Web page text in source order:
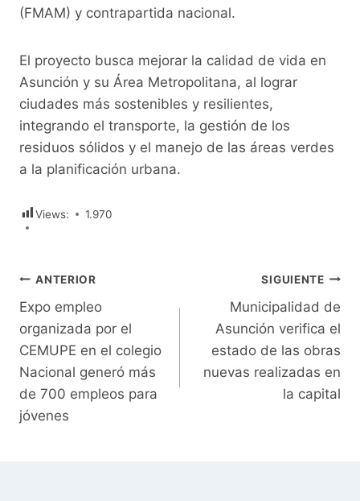
(FMAM) y contrapartida nacional.
El proyecto busca mejorar la calidad de vida en
Asunción y su Área Metropolitana, al lograr
ciudades más sostenibles y resilientes,
integrando el transporte, la gestión de los
residuos sólidos y el manejo de las áreas verdes
a la planificación urbana.
Views: 1.970
Navegación
de
entradas
ANTERIOR
Expo empleo
organizada por el
CEMUPE en el colegio
Nacional generó más
de 700 empleos para
jóvenes
SIGUIENTE
Municipalidad de
Asunción verifica el
estado de las obras
nuevas realizadas en
la capital